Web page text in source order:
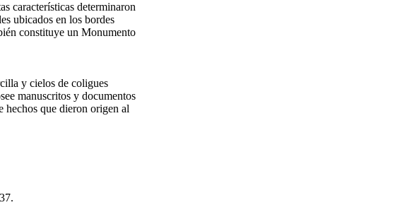
características determinaron
ubicados en los bordes
constituye un Monumento
y cielos de coligues
manuscritos y documentos
hechos que dieron origen al